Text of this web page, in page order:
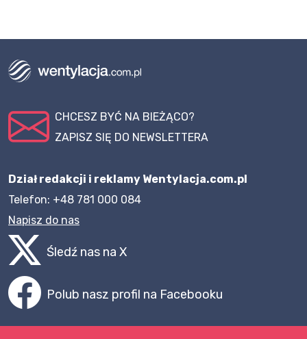
CHCESZ BYĆ NA BIEŻĄCO?
ZAPISZ SIĘ DO NEWSLETTERA
Dział redakcji i reklamy Wentylacja.com.pl
Telefon: +48 781 000 084
Napisz do nas
Śledź nas na X
Polub nasz profil na Facebooku